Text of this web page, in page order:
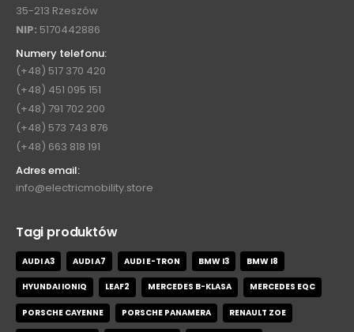
35-213 Rzeszów
NIP: 5170442886
Numery telefonu:
(+48) 517 370 420
(+48) 451 095 151
(+48) 791 702 200
(+48) 573 743 876
(+48) 663 818 191
Adres email:
info@electricmobility.store
Tagi produktów
AUDI A3 AUDI A7 AUDI E-TRON BMW I3 BMW I8
HYUNDAI IONIQ LEAF2 MERCEDES B-KLASA MERCEDES EQC
PORSCHE CAYENNE PORSCHE PANAMERA RENAULT ZOE